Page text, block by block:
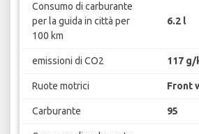
Consumo di carburante
per la guida in città per
100 km
6.2 l
emissioni di CO2 117 g/
Ruote motrici Front
Carburante 95